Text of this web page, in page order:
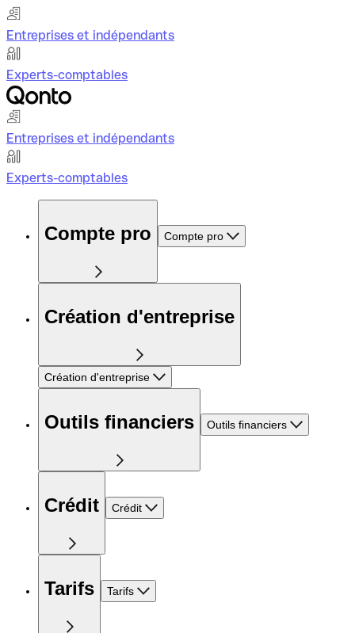
Entreprises et indépendants
Experts-comptables
Entreprises et indépendants
Experts-comptables
Compte pro Compte pro
Création d'entreprise
Création d'entreprise
Outils financiers Outils financiers
Crédit Crédit
Tarifs Tarifs